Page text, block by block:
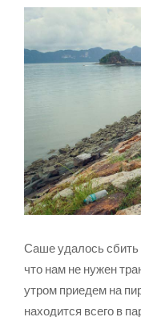
Саше удалось сбить
что нам не нужен
утром приедем на
находится всего в